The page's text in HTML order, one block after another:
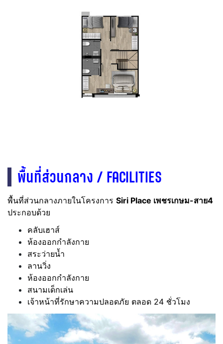
พื้นที่ส่วนกลาง / FACILITIES
พื้นที่ส่วนกลางภายในโครงการ Siri Place เพชรเกษม-สาย4
ประกอบด้วย
คลับเฮาส์
ห้องออกกำลังกาย
สระว่ายน้ำ
ลานวิ่ง
ห้องออกกำลังกาย
สนามเด็กเล่น
เจ้าหน้าที่รักษาความปลอดภัย ตลอด 24 ชั่วโมง